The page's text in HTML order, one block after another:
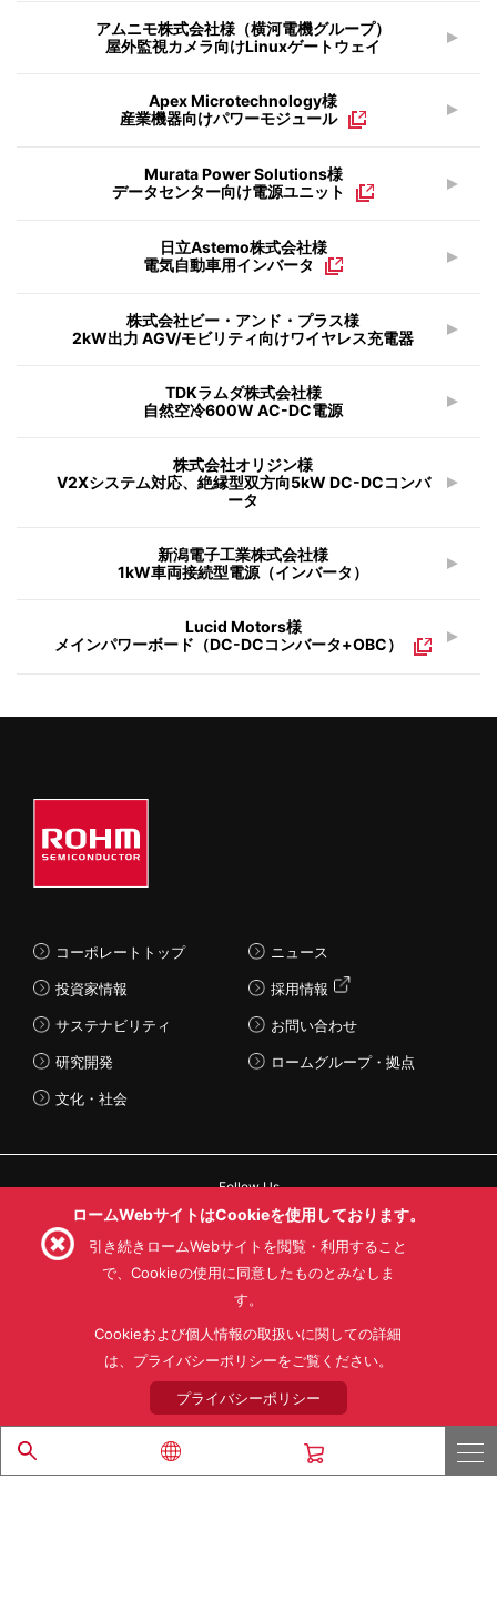
アムニモ株式会社様（横河電機グループ）
屋外監視カメラ向けLinuxゲートウェイ
Apex Microtechnology様
産業機器向けパワーモジュール
Murata Power Solutions様
データセンター向け電源ユニット
日立Astemo株式会社様
電気自動車用インバータ
株式会社ビー・アンド・プラス様
2kW出力 AGV/モビリティ向けワイヤレス充電器
TDKラムダ株式会社様
自然空冷600W AC-DC電源
株式会社オリジン様
V2Xシステム対応、絶縁型双方向5kW DC-DCコンバ
ータ
新潟電子工業株式会社様
1kW車両接続型電源（インバータ）
Lucid Motors様
メインパワーボード（DC-DCコンバータ+OBC）
コーポレートトップ
投資家情報
サステナビリティ
研究開発
文化・社会
ニュース
採用情報
お問い合わせ
ロームグループ・拠点
Follow Us
利用目的
プライバシーポリシー
サイトマップ
ローム製品の販売に関する標準契約条件書(PDF)
© 1997 - 2026 ROHM CO., LTD. ALL RIGHTS RESERVED.
ロームWebサイトはCookieを使用しております。
引き続きロームWebサイトを閲覧・利用すること
で、Cookieの使用に同意したものとみなしま
す。
Cookieおよび個人情報の取扱いに関しての詳細
は、プライバシーポリシーをご覧ください。
プライバシーポリシー